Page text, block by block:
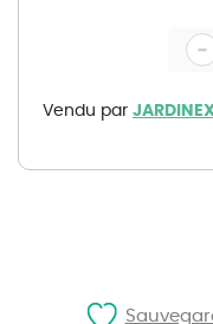
gallery
Vendu par
-